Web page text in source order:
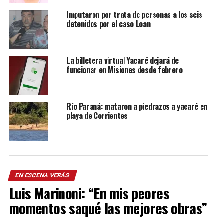
Imputaron por trata de personas a los seis
detenidos por el caso Loan
La billetera virtual Yacaré dejará de
funcionar en Misiones desde febrero
Río Paraná: mataron a piedrazos a yacaré en
playa de Corrientes
EN ESCENA VERÁS
Luis Marinoni: “En mis peores
momentos saqué las mejores obras”